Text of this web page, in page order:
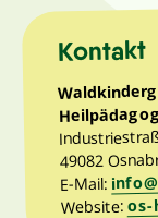
Kindergärten
Angebote
Kontakt
Kontakt
49082
E-Mail:
Website:os-